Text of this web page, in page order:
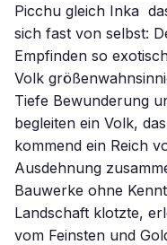
Picchu gleich Inka 
sich fast von selbst:
Empfinden so
Volk
Tiefe Bewunderung
begleiten ein Volk,
kommend ein Reich
Ausdehnung
Bauwerke ohne
Landschaft klotzte,
vom Feinsten und